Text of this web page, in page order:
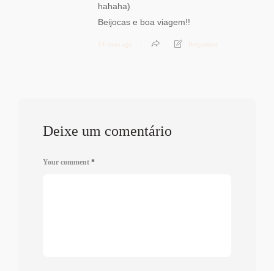
hahaha)
Beijocas e boa viagem!!
14 anos ago Responder
Deixe um comentário
Your comment *